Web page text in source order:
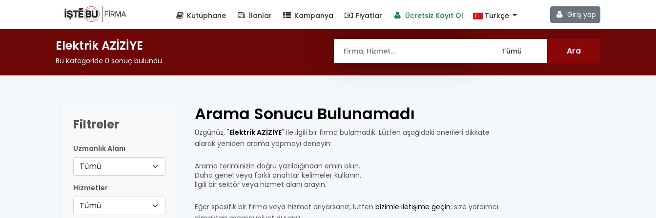
Giriş yap
Kütüphane İlanlar Kampanya Fiyatlar Ücretsiz Kayıt Ol Türkçe
Elektrik AZİZİYE
Bu Kategoride 0 sonuç bulundu
Filtreler
Uzmanlık Alanı
Tümü
Hizmetler
Tümü
Arama Sonucu Bulunamadı
Üzgünüz, "Elektrik AZİZİYE" ile ilgili bir firma bulamadık. Lütfen aşağıdaki önerileri dikkate
alarak yeniden arama yapmayı deneyin:
Arama teriminizin doğru yazıldığından emin olun.
Daha genel veya farklı anahtar kelimeler kullanın.
İlgili bir sektör veya hizmet alanı arayın.
Eğer spesifik bir firma veya hizmet arıyorsanız, lütfen bizimle iletişime geçin; size yardımcı